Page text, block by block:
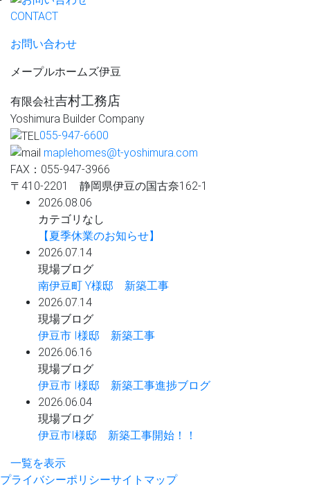
CONTACT
お問い合わせ
メープルホームズ伊豆
有限会社吉村工務店
Yoshimura Builder Company
055-947-6600
maplehomes@t-yoshimura.com
FAX：055-947-3966
〒410-2201 静岡県伊豆の国古奈162-1
2026.08.06
カテゴリなし
【夏季休業のお知らせ】
2026.07.14
現場ブログ
南伊豆町 Y様邸 新築工事
2026.07.14
現場ブログ
伊豆市 I様邸 新築工事
2026.06.16
現場ブログ
伊豆市 I様邸 新築工事進捗ブログ
2026.06.04
現場ブログ
伊豆市I様邸 新築工事開始！！
一覧を表示
プライバシーポリシーサイトマップ